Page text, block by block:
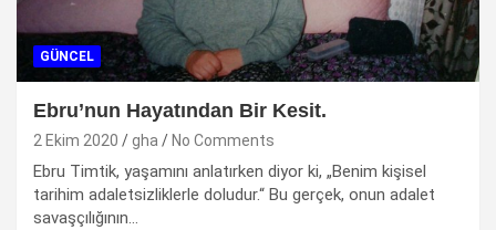
GÜNCEL
Ebru’nun Hayatından Bir Kesit.
2 Ekim 2020 gha No Comments
Ebru Timtik, yaşamını anlatırken diyor ki, „Benim kişisel
tarihim adaletsizliklerle doludur.“ Bu gerçek, onun adalet
savaşçılığının…